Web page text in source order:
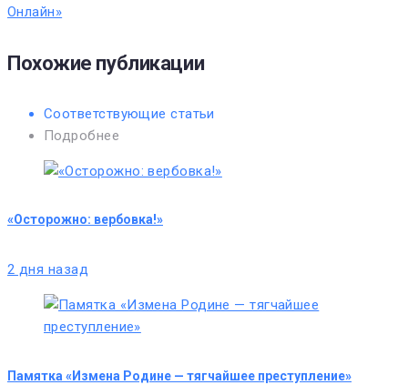
Онлайн»
Похожие публикации
Соответствующие статьи
Подробнее
«Осторожно: вербовка!»
2 дня назад
Памятка «Измена Родине — тягчайшее преступление»